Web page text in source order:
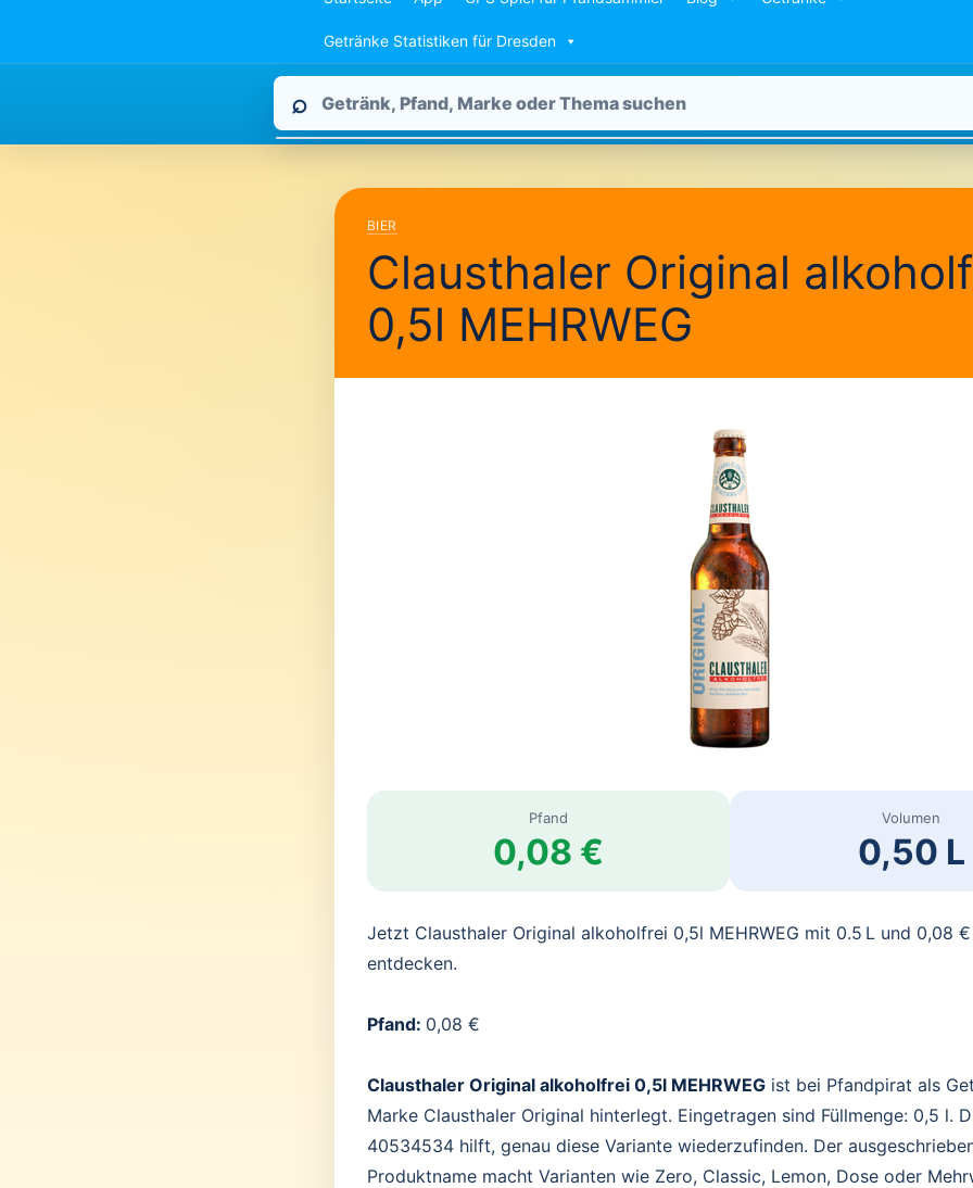
Getränke Statistiken für Dresden
Pfandpirat
durchsuchen
⌕
BIER
Clausthaler Original
0,5l MEHRWEG
Pfand
0,08 €
Volumen
0,50 L
Jetzt Clausthaler Original alkoholfrei 0,5l MEHRWEG mit 0.5 L und 0,08
entdecken.
Pfand: 0,08 €
Clausthaler Original alkoholfrei 0,5l MEHRWEG ist bei Pfandpirat als
Marke Clausthaler Original hinterlegt. Eingetragen sind Füllmenge: 0,5 l.
40534534 hilft, genau diese Variante wiederzufinden. Der
Produktname macht Varianten wie Zero, Classic, Lemon, Dose oder